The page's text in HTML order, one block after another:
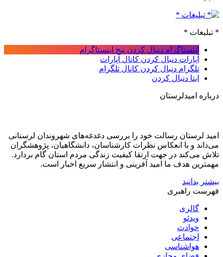
* تبلیغات *
اینستاگرام دنبال کردن پیج اینستاگرام
آپارات دنبال کردن کانال آپارات
تلگرام دنبال کردن کانال تلگرام
ایتا دنبال کردن
درباره امیدلرستان
امید لرستان رسالت خود را بررسی دغدغه‌های شهروندان لرستانی
می‌داند و با انعکاس نظرات کارشناسان، دانشگاهیان، پژوهشگران
تلاش می‌کند در جهت ارتقا کیفیت زندگی مردم استان گام بردارد.
مهمترین هدف ما امید آفرینی و انتشار سریع اخبار است.
بیشتر بدانید
فهرست راهبری
گالری
ویدئو
حوادث
اجتماعی
هواشناسی